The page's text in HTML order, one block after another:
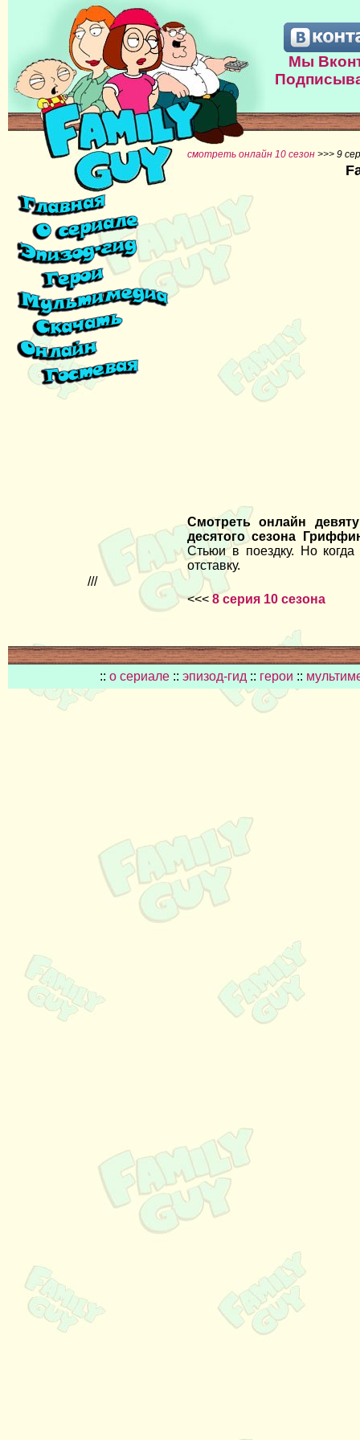
Мы
///
смотреть онлайн 10 сезон >>> 9
Смотреть онлайн
десятого сезона
Стьюи в поездку. Но
отставку.
<<< 8 серия 10 сезона
:: о сериале :: эпизод-гид :: герои ::